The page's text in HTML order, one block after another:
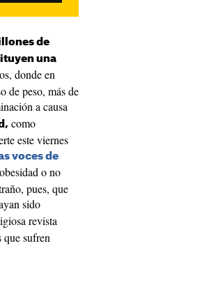
de
una
donde en
de peso, más de
a causa
como
este viernes
voces de
o no
pues, que
sido
revista
que sufren